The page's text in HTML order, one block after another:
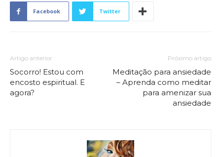
Facebook Twitter
Artigo anterior
Socorro! Estou com
encosto espiritual. E
agora?
Próximo artigo
Meditação para ansiedade
– Aprenda como meditar
para amenizar sua
ansiedade